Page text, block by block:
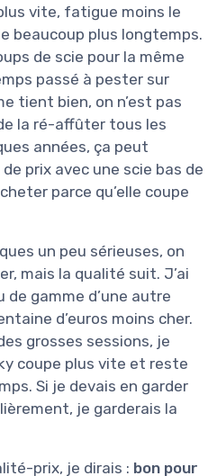
vite, fatigue moins le
beaucoup plus longtemps.
de scie pour la même
passé à pester sur
tient bien, on n’est pas
la ré-affûter tous les
années, ça peut
prix avec une scie bas de
parce qu’elle coupe
un peu sérieuses, on
mais la qualité suit. J’ai
de gamme d’une autre
d’euros moins cher.
grosses sessions, je
coupe plus vite et reste
Si je devais en garder
je garderais la
prix, je dirais : bon pour